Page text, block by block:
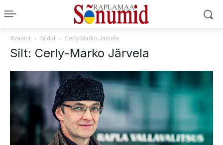
Avaleht Sildid Cerly-Marko Järvela
Silt: Cerly-Marko Järvela